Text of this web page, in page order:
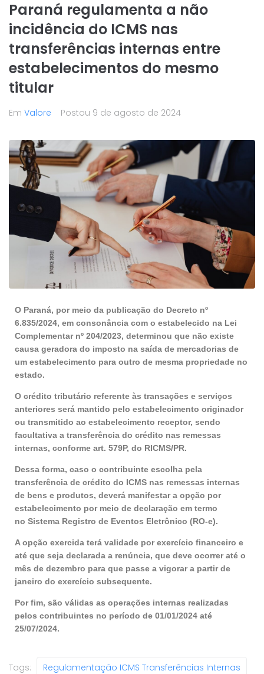
Paraná regulamenta a não
incidência do ICMS nas
transferências internas entre
estabelecimentos do mesmo
titular
Em Valore Postou 9 de agosto de 2024
O Paraná, por meio da publicação do Decreto nº
6.835/2024, em consonância com o estabelecido na Lei
Complementar nº 204/2023, determinou que não existe
causa geradora do imposto na saída de mercadorias de
um estabelecimento para outro de mesma propriedade no
estado.
O crédito tributário referente às transações e serviços
anteriores será mantido pelo estabelecimento originador
ou transmitido ao estabelecimento receptor, sendo
facultativa a transferência do crédito nas remessas
internas, conforme art. 579P, do RICMS/PR.
Dessa forma, caso o contribuinte escolha pela
transferência de crédito do ICMS nas remessas internas
de bens e produtos, deverá manifestar a opção por
estabelecimento por meio de declaração em termo
no Sistema Registro de Eventos Eletrônico (RO-e).
A opção exercida terá validade por exercício financeiro e
até que seja declarada a renúncia, que deve ocorrer até o
mês de dezembro para que passe a vigorar a partir de
janeiro do exercício subsequente.
Por fim, são válidas as operações internas realizadas
pelos contribuintes no período de 01/01/2024 até
25/07/2024.
Tags: Regulamentação ICMS Transferências Internas